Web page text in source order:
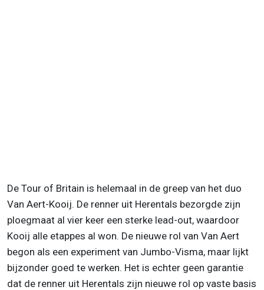
De Tour of Britain is helemaal in de greep van het duo
Van Aert-Kooij. De renner uit Herentals bezorgde zijn
ploegmaat al vier keer een sterke lead-out, waardoor
Kooij alle etappes al won. De nieuwe rol van Van Aert
begon als een experiment van Jumbo-Visma, maar lijkt
bijzonder goed te werken. Het is echter geen garantie
dat de renner uit Herentals zijn nieuwe rol op vaste basis